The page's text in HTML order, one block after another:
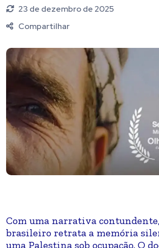
23 de dezembro de 2025
Compartilhar
Com uma narrativa
brasileiro retrata a memória
uma Palestina sob ocupação. O